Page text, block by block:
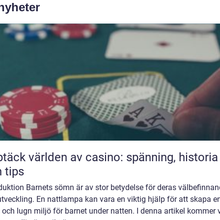
världen av casino: spänning, historia
tips
Barnets sömn är av stor betydelse för deras
En nattlampa kan vara en viktig hjälp för att skapa
och lugn miljö för barnet under natten. I denna artikel kommer